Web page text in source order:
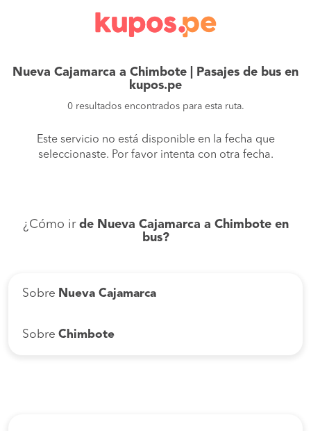
Nueva Cajamarca a Chimbote | Pasajes de bus en
kupos.pe
0 resultados encontrados para esta ruta.
Este servicio no está disponible en la fecha que
seleccionaste. Por favor intenta con otra fecha.
¿Cómo ir de Nueva Cajamarca a Chimbote en
bus?
Sobre Nueva Cajamarca
Sobre Chimbote